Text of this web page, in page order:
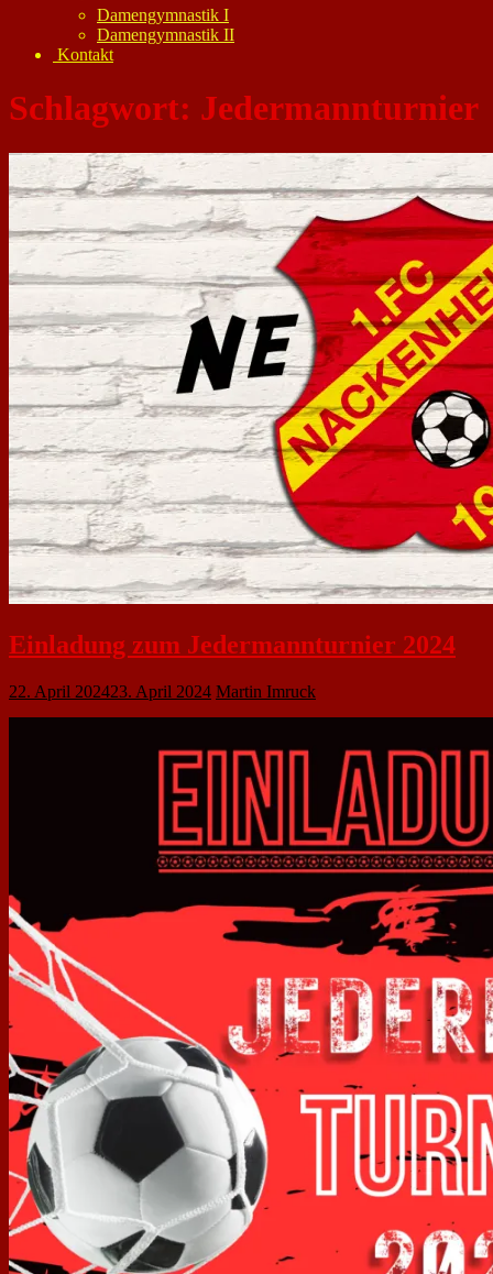
Damengymnastik I
Damengymnastik II
Kontakt
Schlagwort: Jedermannturnier
Einladung zum Jedermannturnier 2024
22. April 202423. April 2024 Martin Imruck